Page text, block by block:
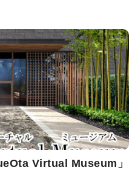
Virtual Museum」